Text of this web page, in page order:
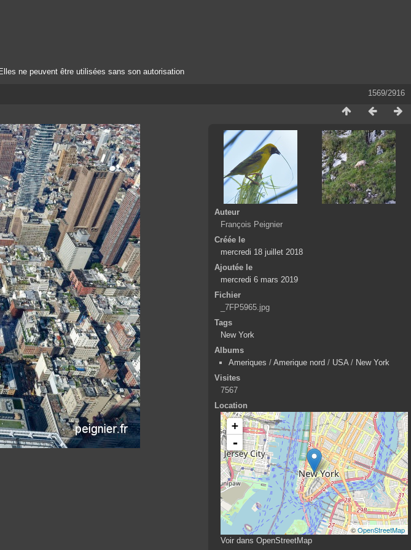
ne peuvent être utilisées sans son autorisation
1569/2916
Auteur
François Peignier
Créée le
mercredi 18 juillet 2018
Ajoutée le
mercredi 6 mars 2019
Fichier
_7FP5965.jpg
Tags
New York
Albums
Ameriques / Amerique nord / USA / New York
Visites
7567
Location
+
-
©OpenStreetMap
Voir dans OpenStreetMap